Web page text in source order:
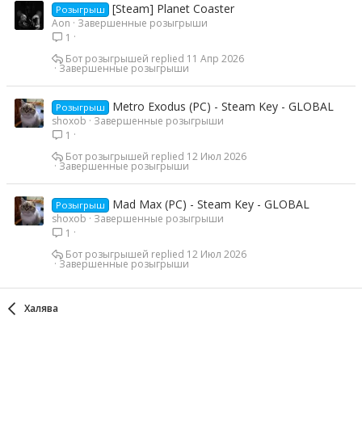
Розыгрыш [Steam] Planet Coaster
Aon
Завершенные розыгрыши
1
Завершенные розыгрыши
11 Апр 2026
Бот розыгрышей
Розыгрыш Metro Exodus (PC) - Steam Key - GLOBAL
shoxob
Завершенные розыгрыши
1
Завершенные розыгрыши
12 Июл 2026
Бот розыгрышей
Розыгрыш Mad Max (PC) - Steam Key - GLOBAL
shoxob
Завершенные розыгрыши
1
Завершенные розыгрыши
12 Июл 2026
Бот розыгрышей
Халява